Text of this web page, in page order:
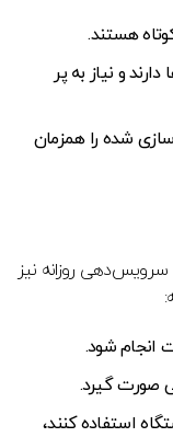
هستند.
و نیاز به پر
شده را همزمان
سرویس‌دهی روزانه نیز
انجام شود.
صورت گیرد.
استفاده کنند،